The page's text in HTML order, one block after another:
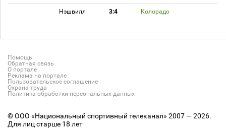
Нэшвилл 3:4 Колорадо
Помощь
Обратная связь
О портале
Реклама на портале
Пользовательское соглашение
Охрана труда
Политика обработки персональных данных
© ООО «Национальный спортивный телеканал» 2007 — 2026.
Для лиц старше 18 лет